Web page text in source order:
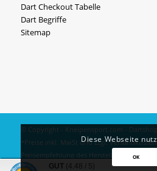
Dart Checkout Tabelle
Dart Begriffe
Sitemap
© Copyright - Kneipensport.com - Dartshop
*Preise inkl. MwSt und zzgl.Versandkosten
Preisempfehlung des Herstellers
Impressum| Datenschutz
Diese Webseite
OK
GUT (4.48 / 5)